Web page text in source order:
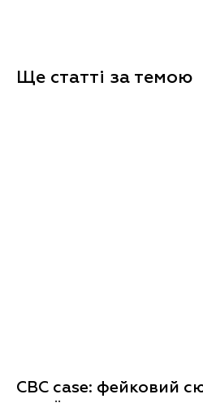
Ще статтi за темою
CBC case: фейковий